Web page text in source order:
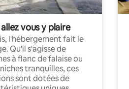
vous y plaire
l'hébergement fait le
Qu'il s'agisse de
à flanc de falaise ou
tranquilles, ces
sont dotées de